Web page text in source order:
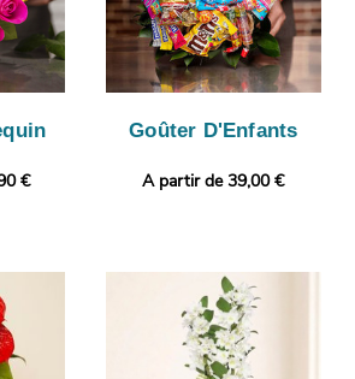
€
Goûter D'Enfants
A partir de 39,00 €